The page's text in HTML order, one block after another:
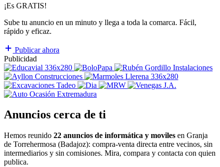
¡Es GRATIS!
Sube tu anuncio en un minuto y llega a toda la comarca. Fácil,
rápido y eficaz.
Publicar ahora
Publicidad
Anuncios cerca de ti
Hemos reunido 22 anuncios de informática y moviles en Granja
de Torrehermosa (Badajoz): compra-venta directa entre vecinos, sin
intermediarios y sin comisiones. Mira, compara y contacta con quien
publica.